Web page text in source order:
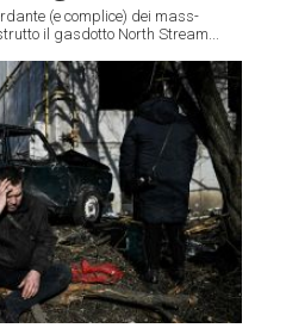
(e complice) dei mass-
il gasdotto North Stream...